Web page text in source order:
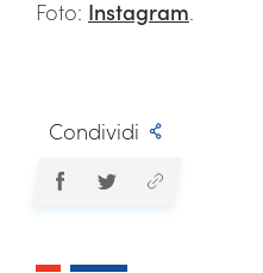
Foto: Instagram.
Condividi